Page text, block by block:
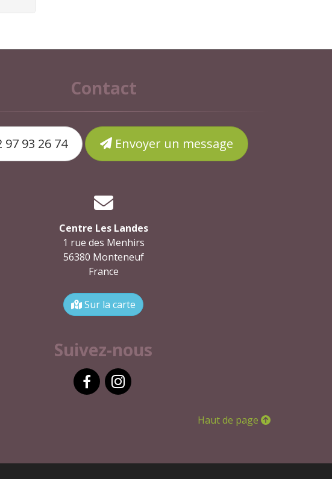
Contact
93 26 74 Envoyer un message
Centre Les Landes
1 rue des Menhirs
56380 Monteneuf
France
Sur la carte
Suivez-nous
Haut de page